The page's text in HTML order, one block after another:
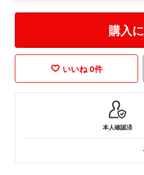
購入
いいね 0件
本人確認済